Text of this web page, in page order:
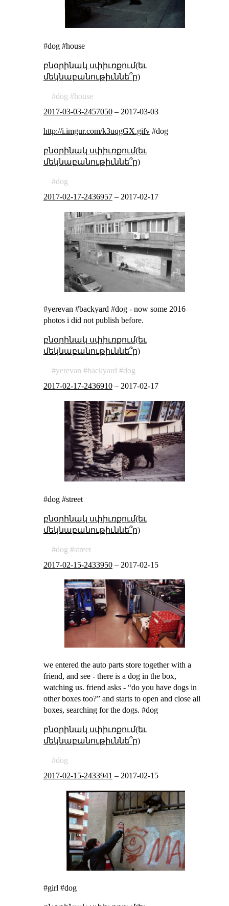
#dog #house
բնօրինակ սփիւռքում(եւ
մեկնաբանութիւննե՞ր)
dog
house
2017-03-03-2457050– 2017-03-03
http://i.imgur.com/k3uqgGX.gifv#dog
բնօրինակ սփիւռքում(եւ
մեկնաբանութիւննե՞ր)
dog
2017-02-17-2436957– 2017-02-17
#yerevan #backyard #dog - now some 2016
photos i did not publish before.
բնօրինակ սփիւռքում(եւ
մեկնաբանութիւննե՞ր)
yerevan backyard
dog
2017-02-17-2436910– 2017-02-17
#dog #street
բնօրինակ սփիւռքում(եւ
մեկնաբանութիւննե՞ր)
dog
street
2017-02-15-2433950– 2017-02-15
we entered the auto parts store together with a
friend, and see - there is a dog in the box,
watching us. friend asks - “do you have dogs in
other boxes too?” and starts to open and close all
boxes, searching for the dogs. #dog
բնօրինակ սփիւռքում(եւ
մեկնաբանութիւննե՞ր)
dog
2017-02-15-2433941 – 2017-02-15
#girl #dog